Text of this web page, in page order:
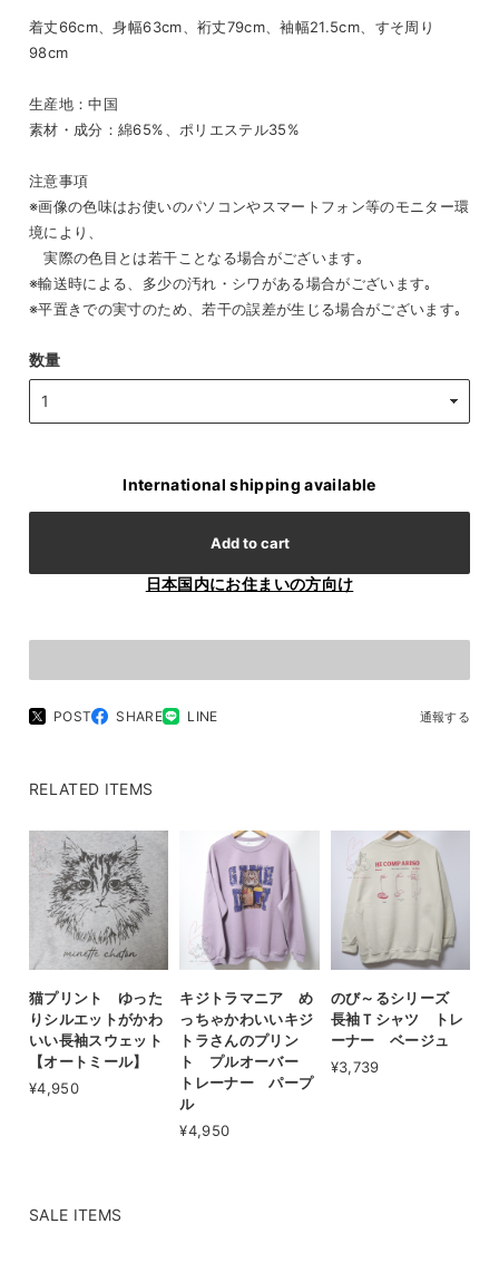
着丈66cm、身幅63cm、裄丈79cm、袖幅21.5cm、すそ周り
98cm
生産地：中国
素材・成分：綿65%、ポリエステル35%
注意事項
※画像の色味はお使いのパソコンやスマートフォン等のモニター環
境により、
実際の色目とは若干ことなる場合がございます｡
※輸送時による、多少の汚れ・シワがある場合がございます｡
※平置きでの実寸のため、若干の誤差が生じる場合がございます｡
数量
International shipping available
Add to cart
日本国内にお住まいの方向け
POST SHARE LINE 通報する
RELATED ITEMS
猫プリント ゆった
りシルエットがかわ
いい長袖スウェット
【オートミール】
¥4,950
キジトラマニア め
っちゃかわいいキジ
トラさんのプリン
ト プルオーバー
トレーナー パープ
ル
¥4,950
のび～るシリーズ
長袖Ｔシャツ トレ
ーナー ベージュ
¥3,739
SALE ITEMS